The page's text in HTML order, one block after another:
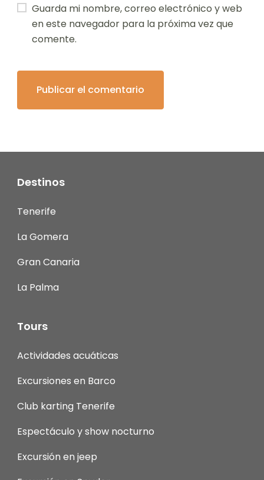
Guarda mi nombre, correo electrónico y web
en este navegador para la próxima vez que
comente.
Destinos
Tenerife
La Gomera
Gran Canaria
La Palma
Tours
Actividades acuáticas
Excursiones en Barco
Club karting Tenerife
Espectáculo y show nocturno
Excursión en jeep